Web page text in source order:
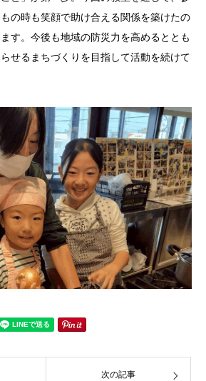
の時も笑顔で助け合える関係を築けたの
す。今後も地域の防災力を高めるととも
せるまちづくりを目指して活動を続けて
次の記事